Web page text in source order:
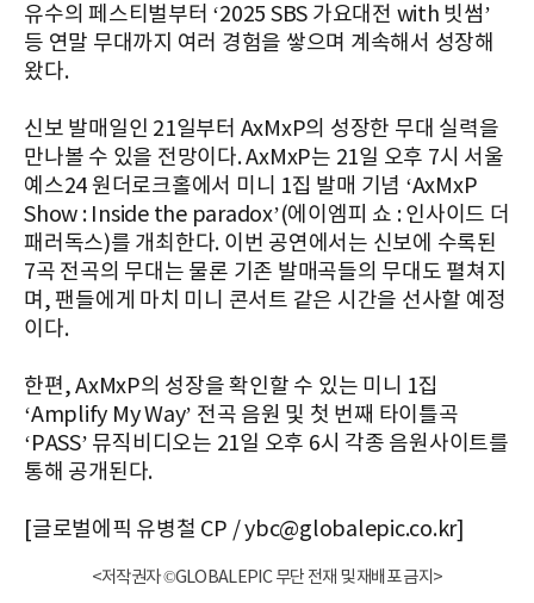
유수의 페스티벌부터 ‘2025 SBS 가요대전 with 빗썸’
등 연말 무대까지 여러 경험을 쌓으며 계속해서 성장해
왔다.
신보 발매일인 21일부터 AxMxP의 성장한 무대 실력을
만나볼 수 있을 전망이다. AxMxP는 21일 오후 7시 서울
예스24 원더로크홀에서 미니 1집 발매 기념 ‘AxMxP
Show : Inside the paradox’(에이엠피 쇼 : 인사이드 더
패러독스)를 개최한다. 이번 공연에서는 신보에 수록된
7곡 전곡의 무대는 물론 기존 발매곡들의 무대도 펼쳐지
며, 팬들에게 마치 미니 콘서트 같은 시간을 선사할 예정
이다.
한편, AxMxP의 성장을 확인할 수 있는 미니 1집
‘Amplify My Way’ 전곡 음원 및 첫 번째 타이틀곡
‘PASS’ 뮤직비디오는 21일 오후 6시 각종 음원사이트를
통해 공개된다.
[글로벌에픽 유병철 CP / ybc@globalepic.co.kr]
<저작권자 ©GLOBALEPIC 무단 전재 및 재배포 금지>